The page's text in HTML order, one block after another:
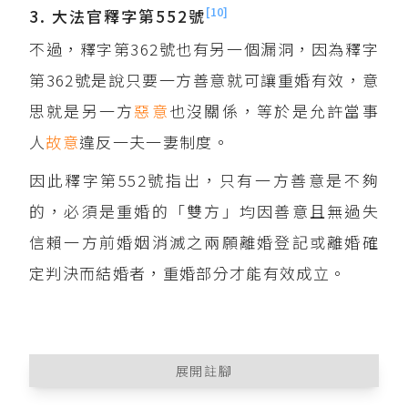
3. 大法官釋字第552號[10]
不過，釋字第362號也有另一個漏洞，因為釋字
第362號是說只要一方善意就可讓重婚有效，意
思就是另一方惡意也沒關係，等於是允許當事
人 故意違反一夫一妻制度。
因此釋字第552號指出，只有一方善意是不夠
的，必須是重婚的「雙方」均因善意且無過失
信賴一方前婚姻消滅之兩願離婚登記或離婚確
定判決而結婚者，重婚部分才能有效成立。
展開註腳